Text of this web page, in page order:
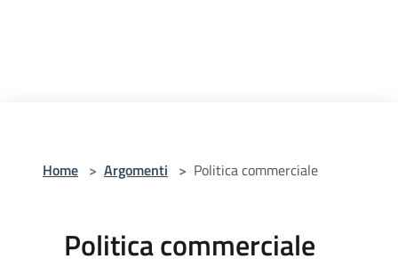
Home > Argomenti > Politica commerciale
Politica commerciale